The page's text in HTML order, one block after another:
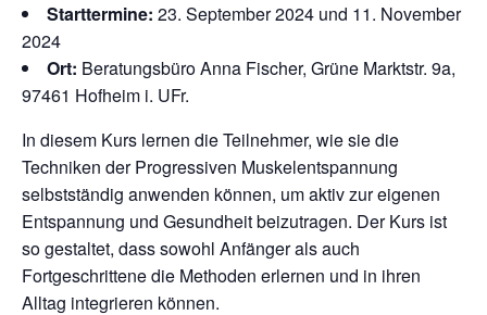
Starttermine: 23. September 2024 und 11. November
2024
Ort: Beratungsbüro Anna Fischer, Grüne Marktstr. 9a,
97461 Hofheim i. UFr.
In diesem Kurs lernen die Teilnehmer, wie sie die
Techniken der Progressiven Muskelentspannung
selbstständig anwenden können, um aktiv zur eigenen
Entspannung und Gesundheit beizutragen. Der Kurs ist
so gestaltet, dass sowohl Anfänger als auch
Fortgeschrittene die Methoden erlernen und in ihren
Alltag integrieren können.